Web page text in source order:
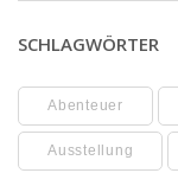
SCHLAGWÖRTER
Abenteuer
Ausstellung